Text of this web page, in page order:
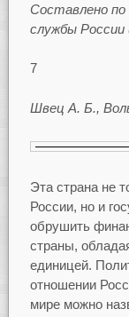
Составлено
службы
7
Швец А. Б.,
Эта страна не
России, но и
обрушить
страны,
единицей.
отношении
мире можно